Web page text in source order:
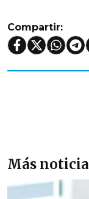
Compartir:
Más